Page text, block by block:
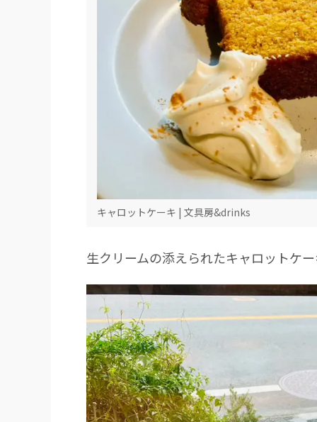
キャロットケーキ | 文具房&drinks
生クリームの添えられたキャロットケ